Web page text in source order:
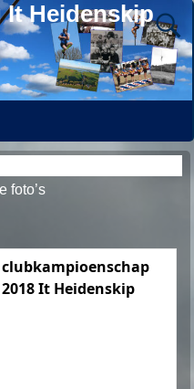
Heidenskip
foto’s
clubkampioenschap
2018 It Heidenskip